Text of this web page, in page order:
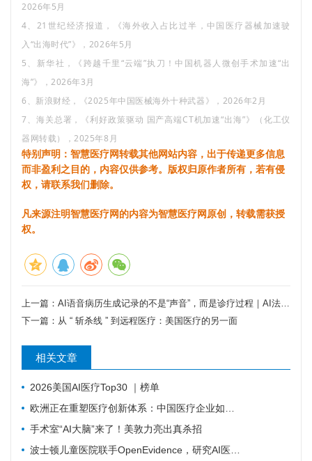
2026年5月
4、21世纪经济报道，《海外收入占比过半，中国医疗器械加速驶
入“出海时代”》，2026年5月
5、新华社，《跨越千里“云端”执刀！中国机器人微创手术加速“出
海”》，2026年3月
6、新浪财经，《2025年中国医械海外十种武器》，2026年2月
7、海关总署，《利好政策驱动 国产高端CT机加速“出海”》（化工仪
器网转载），2025年8月
特别声明：智慧医疗网转载其他网站内容，出于传递更多信息
而非盈利之目的，内容仅供参考。版权归原作者所有，若有侵
权，请联系我们删除。
凡来源注明智慧医疗网的内容为智慧医疗网原创，转载需获授
权。
上一篇： AI语音病历生成记录的不是“声音”，而是诊疗过程｜AI法案解读
下一篇： 从 “ 斩杀线 ” 到远程医疗：美国医疗的另一面
相关文章
2026美国AI医疗Top30 ｜榜单
欧洲正在重塑医疗创新体系：中国医疗企业如何抓住下一轮机会？
手术室“AI大脑”来了！美敦力亮出真杀招
波士顿儿童医院联手OpenEvidence，研究AI医疗如何改变临床决策